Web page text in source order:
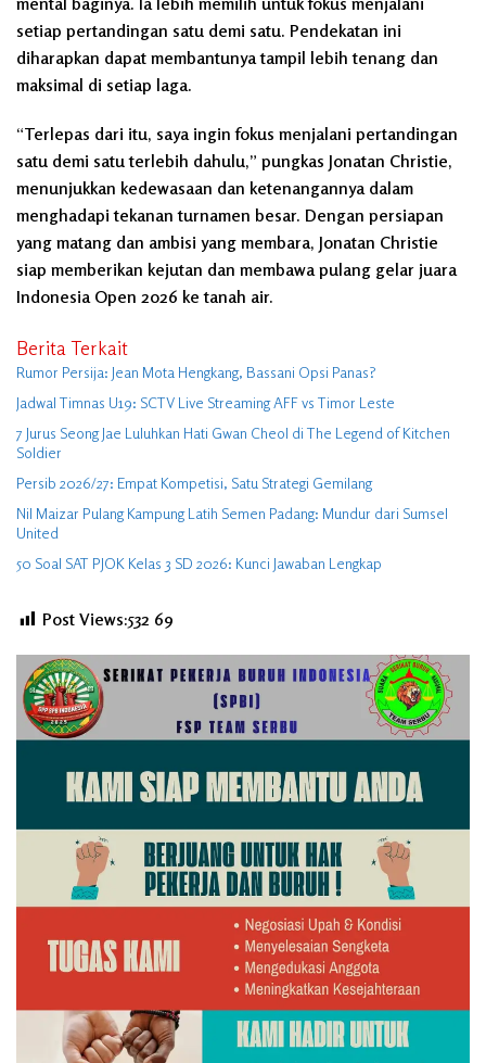
setiap pertandingan satu demi satu. Pendekatan ini
diharapkan dapat membantunya tampil lebih tenang dan
maksimal di setiap laga.
“Terlepas dari itu, saya ingin fokus menjalani pertandingan
satu demi satu terlebih dahulu,” pungkas Jonatan Christie,
menunjukkan kedewasaan dan ketenangannya dalam
menghadapi tekanan turnamen besar. Dengan persiapan
yang matang dan ambisi yang membara, Jonatan Christie
siap memberikan kejutan dan membawa pulang gelar juara
Indonesia Open 2026 ke tanah air.
Berita Terkait
Rumor Persija: Jean Mota Hengkang, Bassani Opsi Panas?
Jadwal Timnas U19: SCTV Live Streaming AFF vs Timor Leste
7 Jurus Seong Jae Luluhkan Hati Gwan Cheol di The Legend of Kitchen
Soldier
Persib 2026/27: Empat Kompetisi, Satu Strategi Gemilang
Nil Maizar Pulang Kampung Latih Semen Padang: Mundur dari Sumsel
United
50 Soal SAT PJOK Kelas 3 SD 2026: Kunci Jawaban Lengkap
Post Views:532 69